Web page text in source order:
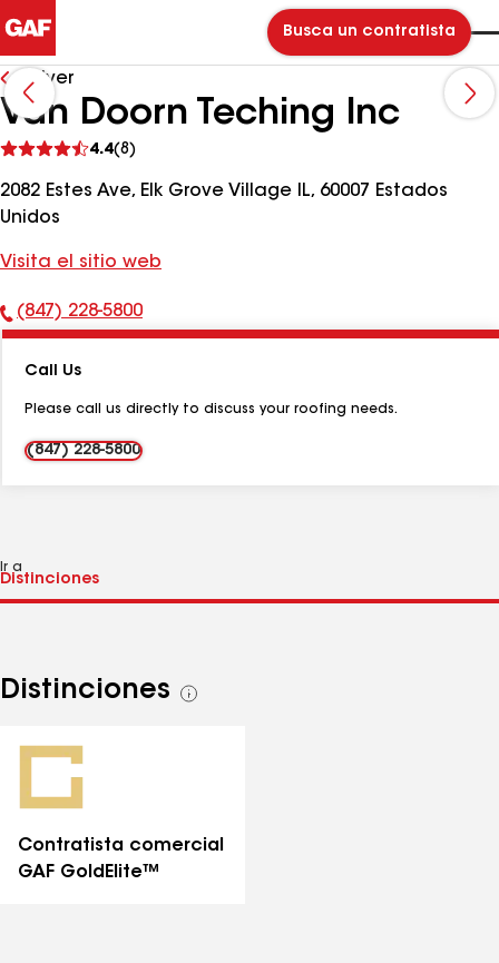
Busca un contratista
Volver
Van Doorn Teching Inc
4.4(8)
comentarios
2082 Estes Ave, Elk Grove Village IL, 60007 Estados
Unidos
Visita el sitio web
Número
teléfono:
(847) 228-5800
Call Us
Please call us directly to discuss your roofing needs.
(847) 228-5800
Ir a
Distinciones
Ver
Contratista comercial
GAF GoldElite™